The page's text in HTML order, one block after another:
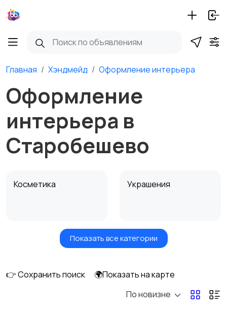
Главная Хэндмейд Оформление интерьера
Оформление
интерьера в
Старобешево
Косметика Украшения
Куклы и игрушки
Оформление
Оформление
Показать все категории
👉 Сохранить поиск
🌍Показать на карте
По новизне